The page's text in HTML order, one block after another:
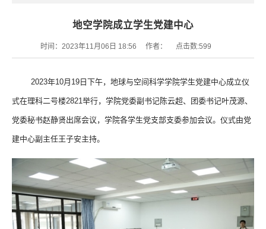
地空学院成立学生党建中心
时间：2023年11月06日 18:56 作者： 点击数:599
2023年10月 19日下午，地球与空间科学学院学生党建中心成立仪
式在理科二号楼2821举行，学院党委副书记陈云超、团委书记叶茂源、
党委秘书赵静贤出席会议，学院各学生党支部支委参加会议。 仪式由党
建中心副主任王子安主持。